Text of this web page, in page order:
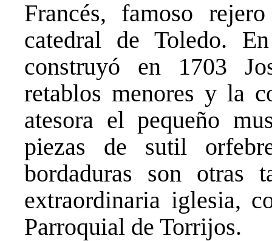
Francés, famoso
catedral de Toledo.
construyó en 1703
retablos menores y la
atesora el pequeño
piezas de sutil
bordaduras son otras
extraordinaria iglesia,
Parroquial de Torrijos.